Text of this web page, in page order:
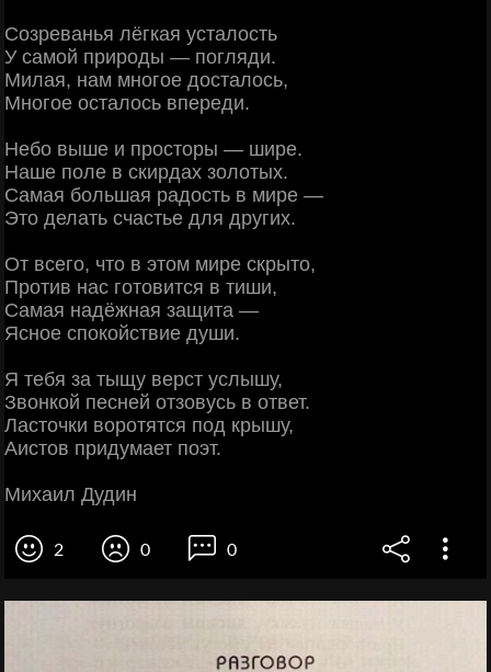
Созреванья лёгкая усталость
У самой природы — погляди.
Милая, нам многое досталось,
Многое осталось впереди.
Небо выше и просторы — шире.
Наше поле в скирдах золотых.
Самая большая радость в мире —
Это делать счастье для других.
От всего, что в этом мире скрыто,
Против нас готовится в тиши,
Самая надёжная защита —
Ясное спокойствие души.
Я тебя за тыщу верст услышу,
Звонкой песней отзовусь в ответ.
Ласточки воротятся под крышу,
Аистов придумает поэт.
Михаил Дудин
2 0 0